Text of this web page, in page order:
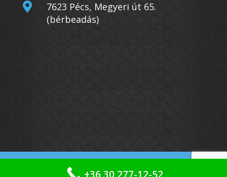

7623 Pécs, Megyeri út 65.
(bérbeadás)
+36 30 277-12-52